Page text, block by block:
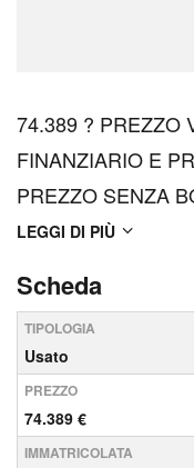
74.389 ? PREZZO
FINANZIARIO E
PREZZO SENZA BONUS Sei
veicolo? Contattaci qui: Telefono:
uno dei nostri
T...
LEGGI DI PIÙ
Scheda
TIPOLOGIA
Usato
PREZZO
74.389 €
IMMATRICOLATA